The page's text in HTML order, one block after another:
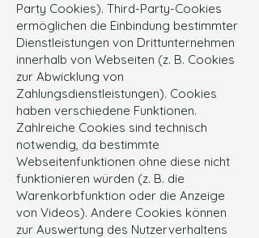
Party Cookies). Third-Party-Cookies
ermöglichen die Einbindung bestimmter
Dienstleistungen von Drittunternehmen
innerhalb von Webseiten (z. B. Cookies
zur Abwicklung von
Zahlungsdienstleistungen). Cookies
haben verschiedene Funktionen.
Zahlreiche Cookies sind technisch
notwendig, da bestimmte
Webseitenfunktionen ohne diese nicht
funktionieren würden (z. B. die
Warenkorbfunktion oder die Anzeige
von Videos). Andere Cookies können
zur Auswertung des Nutzerverhaltens